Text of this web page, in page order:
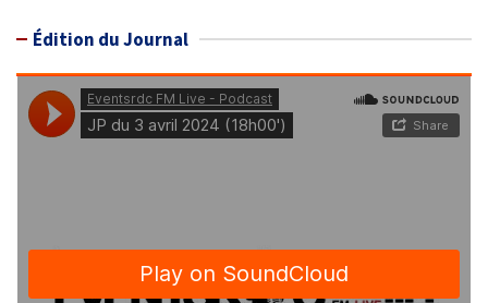
Édition du Journal